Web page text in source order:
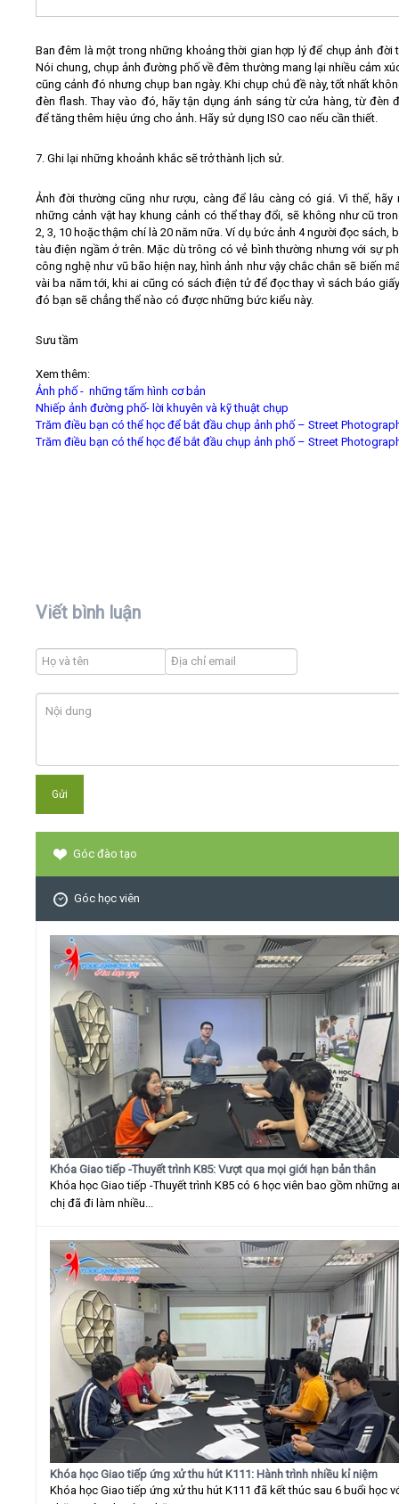
Ban đêm là một trong những khoảng thời gian hợp lý để chụp ảnh đời
Nói chung, chụp ảnh đường phố về đêm thường mang lại nhiều cảm
cũng cảnh đó nhưng chụp ban ngày. Khi chụp chủ đề này, tốt nhất
đèn flash. Thay vào đó, hãy tận dụng ánh sáng từ cửa hàng, từ đèn
để tăng thêm hiệu ứng cho ảnh. Hãy sử dụng ISO cao nếu cần thiết.
7. Ghi lại những khoảnh khắc sẽ trở thành lịch sử.
Ảnh đời thường cũng như rượu, càng để lâu càng có giá. Vì thế, hãy
những cảnh vật hay khung cảnh có thể thay đổi, sẽ không như cũ
2, 3, 10 hoặc thậm chí là 20 năm nữa. Ví dụ bức ảnh 4 người đọc sách,
tàu điện ngầm ở trên. Mặc dù trông có vẻ bình thường nhưng với sự
công nghệ như vũ bão hiện nay, hình ảnh như vậy chắc chắn sẽ biến
vài ba năm tới, khi ai cũng có sách điện tử để đọc thay vì sách báo
đó bạn sẽ chẳng thể nào có được những bức kiểu này.
Sưu tầm
Xem thêm:
Ảnh phố - những tấm hình cơ bản
Nhiếp ảnh đường phố- lời khuyên và kỹ thuật chụp
Trăm điều bạn có thể học để bắt đầu chụp ảnh phố – Street
Trăm điều bạn có thể học để bắt đầu chụp ảnh phố – Street
Viết bình luận
Góc đào tạo
Góc học viên
Khóa Giao tiếp -Thuyết trình K85: Vượt qua mọi giới hạn bản thân
Khóa học Giao tiếp -Thuyết trình K85 có 6 học viên bao gồm những
chị đã đi làm nhiều...
Khóa học Giao tiếp ứng xử thu hút K111: Hành trình nhiều kỉ niệm
Khóa học Giao tiếp ứng xử thu hút K111 đã kết thúc sau 6 buổi học